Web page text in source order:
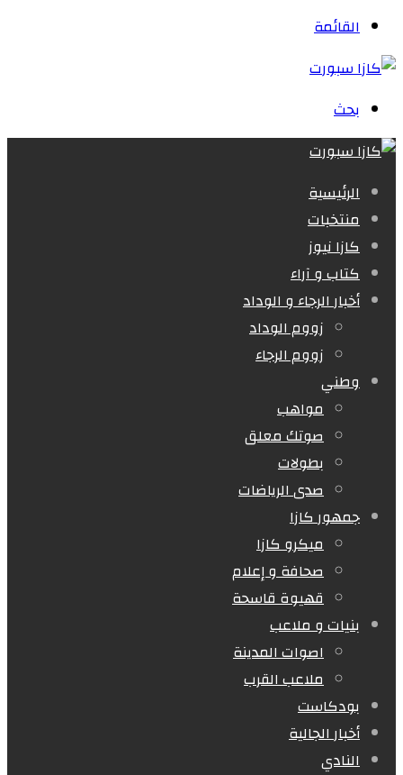
القائمة
بحث
الرئيسية
منتخبات
كازا نيوز
كتاب و آراء
أخبار الرجاء و الوداد
زووم الوداد
زووم الرجاء
وطني
مواهب
صوتك معلق
بطولات
صدى الرياضات
جمهور كازا
ميكرو كازا
صحافة و إعلام
قهيوة قاسحة
بنيات و ملاعب
اصوات المدينة
ملاعب القرب
بودكاست
أخبار الجالية
النادي